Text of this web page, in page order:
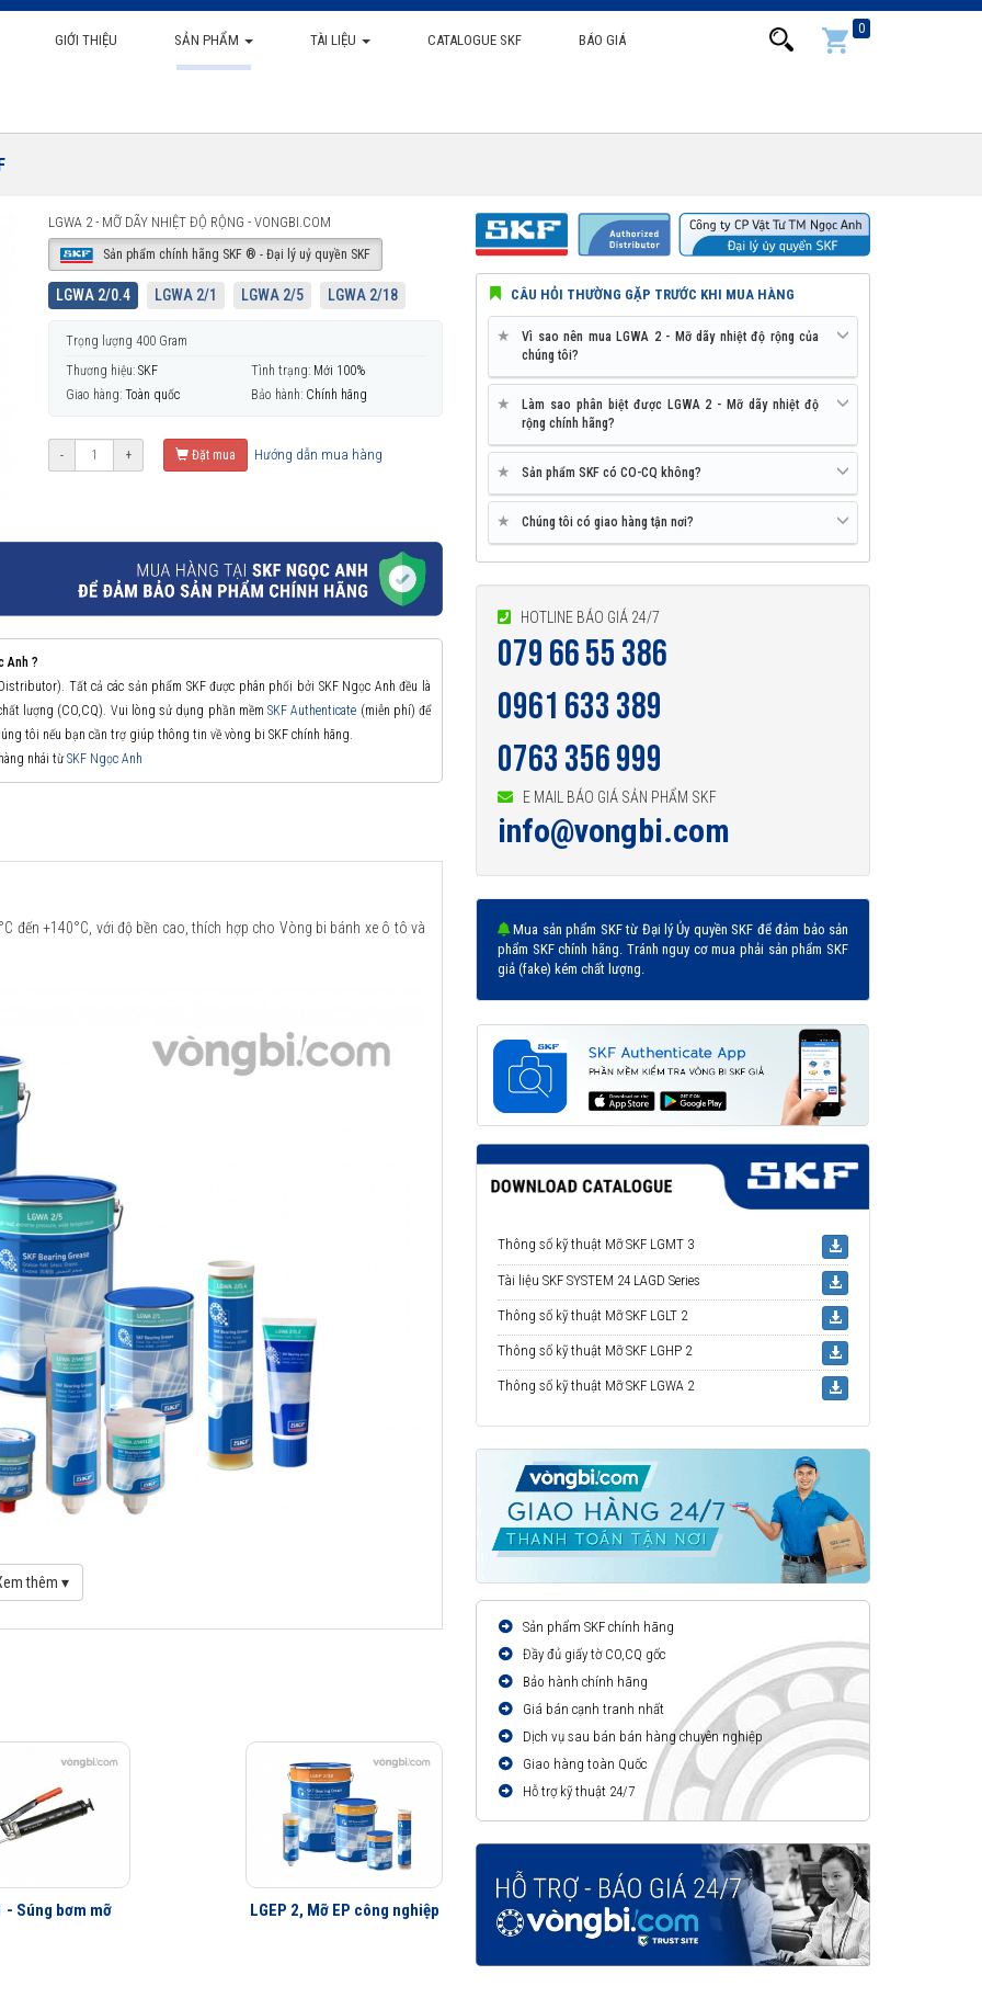
GIỚI THIỆU SẢN PHẨM TÀI LIỆU CATALOGUE SKF BÁO GIÁ
0
LGWA 2 - MỠ DÃY NHIỆT ĐỘ RỘNG - VONGBI.COM
Sản phẩm chính hãng SKF ® - Đại lý uỷ quyền SKF
LGWA 2/0.4 LGWA 2/1 LGWA 2/5 LGWA 2/18
Trọng lượng 400 Gram
Thương hiệu: SKF Tình trạng: Mới 100%
Giao hàng: Toàn quốc Bảo hành: Chính hãng
- + Đặt mua Hướng dẫn mua hàng
Anh ?
Tất cả các sản phẩm SKF được phân phối bởi SKF Ngọc Anh đều là
lượng (CO,CQ). Vui lòng sử dụng phần mềm SKF Authenticate (miễn phí) để
tôi nếu bạn cần trợ giúp thông tin về vòng bi SKF chính hãng.
nhái từSKF Ngọc Anh
đến +140°C, với độ bền cao, thích hợp cho Vòng bi bánh xe ô tô và
chính hãng có CO, CQ
hộp mà chưa sử dụng hết, đóng chặt nắp hộp lại và để ở những nơi
thêm ▾
- Súng bơm mỡ LGEP 2, Mỡ EP công nghiệp
CÂU HỎI THƯỜNG GẶP TRƯỚC KHI MUA HÀNG
★
Vì sao nên mua LGWA 2 - Mỡ dãy nhiệt độ rộng của
chúng tôi?
★
Làm sao phân biệt được LGWA 2 - Mỡ dãy nhiệt độ
rộng chính hãng?
★ Sản phẩm SKF có CO-CQ không?
★ Chúng tôi có giao hàng tận nơi?
HOTLINE BÁO GIÁ 24/7
079 66 55 386
0961 633 389
0763 356 999
E MAIL BÁO GIÁ SẢN PHẨM SKF
info@vongbi.com
Mua sản phẩm SKF từ Đại lý Ủy quyền SKF để đảm bảo sản
phẩm SKF chính hãng. Tránh nguy cơ mua phải sản phẩm SKF
giả (fake) kém chất lượng.
Thông số kỹ thuật Mỡ SKF LGMT 3
Tài liệu SKF SYSTEM 24 LAGD Series
Thông số kỹ thuật Mỡ SKF LGLT 2
Thông số kỹ thuật Mỡ SKF LGHP 2
Thông số kỹ thuật Mỡ SKF LGWA 2
Sản phẩm SKF chính hãng
Đầy đủ giấy tờ CO,CQ gốc
Bảo hành chính hãng
Giá bán cạnh tranh nhất
Dịch vụ sau bán bán hàng chuyên nghiệp
Giao hàng toàn Quốc
Hỗ trợ kỹ thuật 24/7